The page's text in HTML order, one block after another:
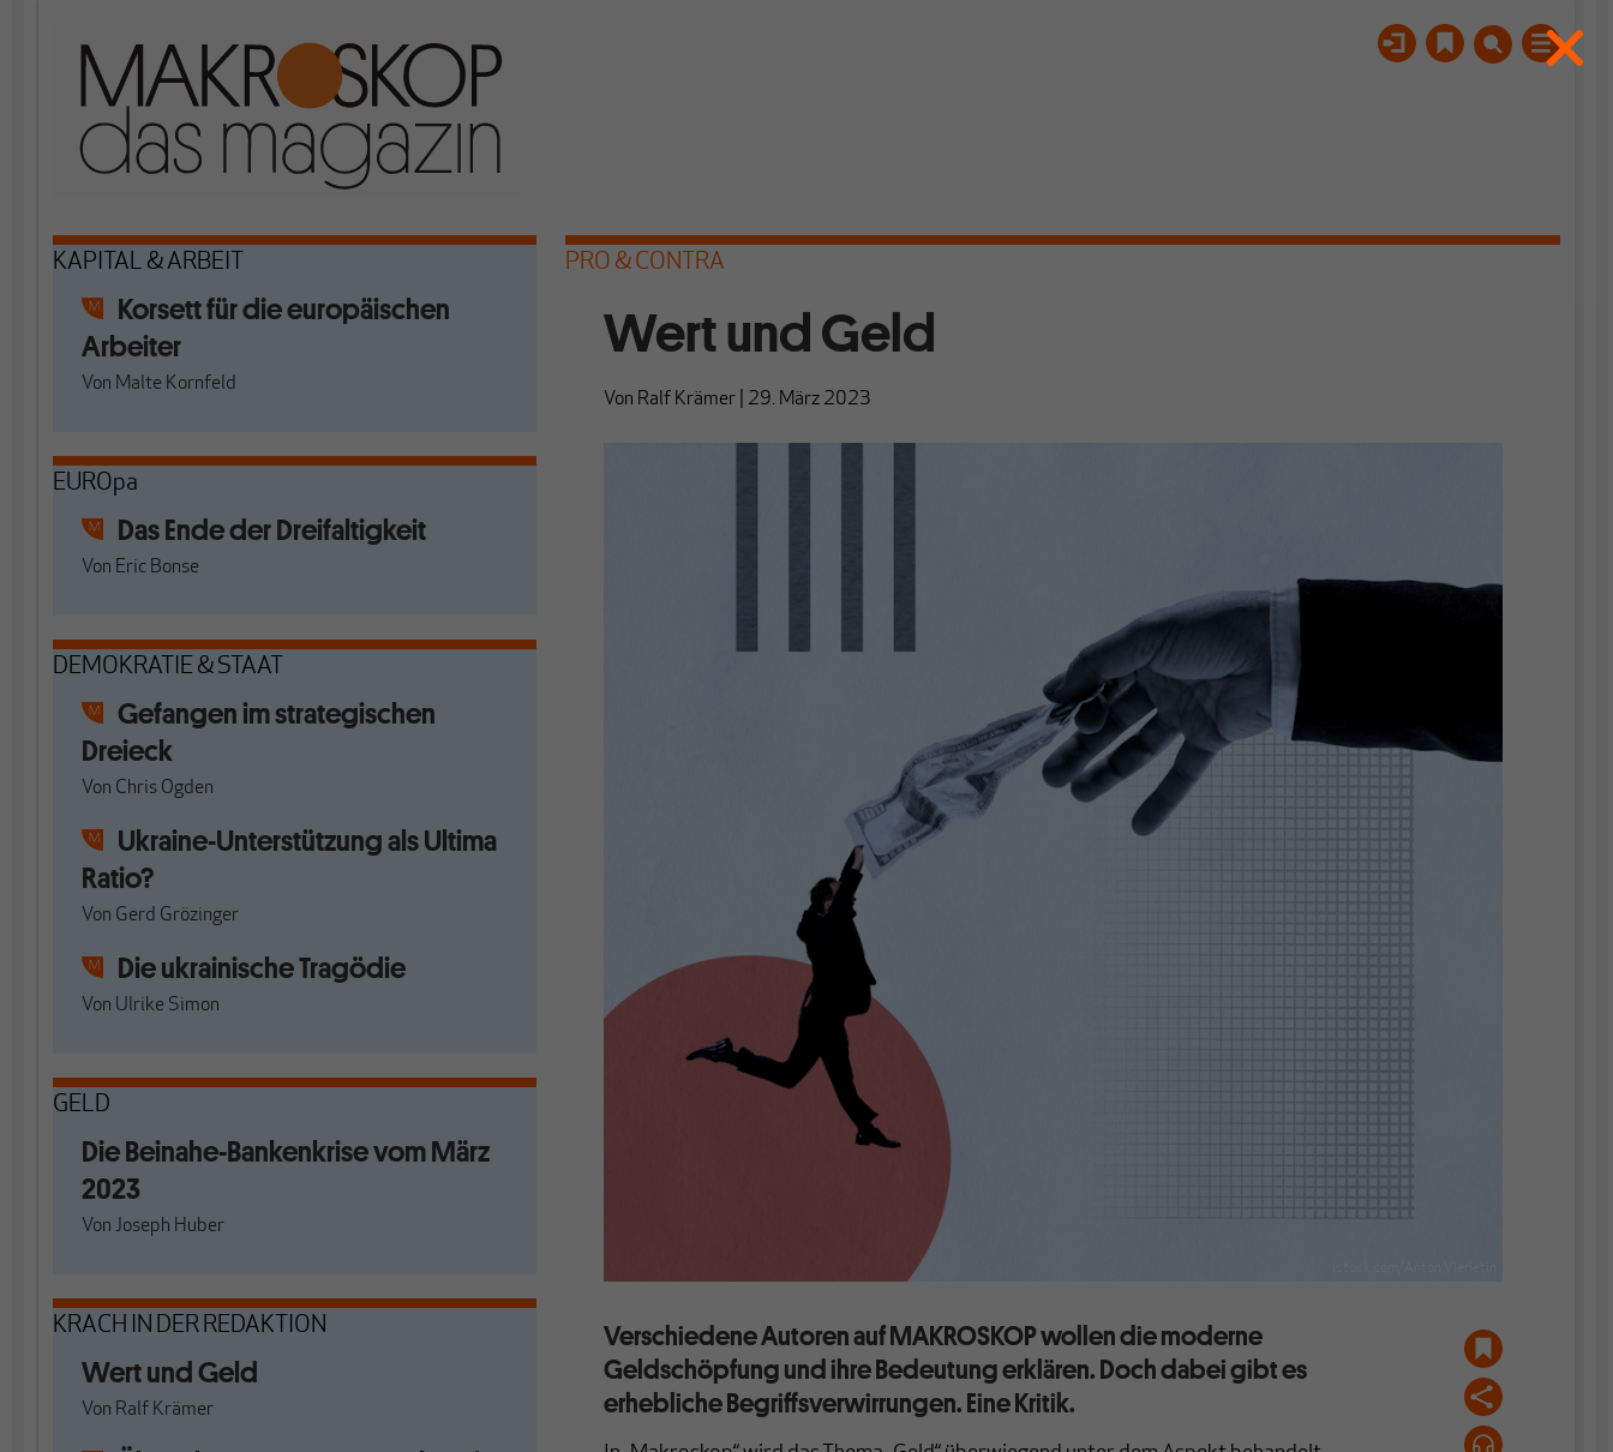
KAPITAL & ARBEIT
Korsett für die europäischen
Arbeiter
Von Malte Kornfeld
EUROpa
Das Ende der Dreifaltigkeit
Von Eric Bonse
DEMOKRATIE & STAAT
Gefangen im strategischen
Dreieck
Von Chris Ogden
Ukraine-Unterstützung als Ultima
Ratio?
Von Gerd Grözinger
Die ukrainische Tragödie
Von Ulrike Simon
GELD
Die Beinahe-Bankenkrise vom März
2023
Von Joseph Huber
KRACH IN DER REDAKTION
Wert und Geld
Von Ralf Krämer
PRO & CONTRA
Wert und Geld
Von Ralf Krämer 29. März 2023
Verschiedene Autoren auf MAKROSKOP wollen die moderne
Geldschöpfung und ihre Bedeutung erklären. Doch dabei gibt es
erhebliche Begriffsverwirrungen. Eine Kritik.